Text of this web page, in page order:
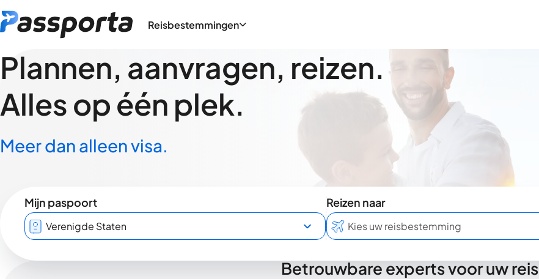
Reisbestemmingen
Plannen, aanvragen, reizen.
Alles op één plek.
Meer dan alleen visa.
Mijn paspoort
Reizen naar
Betrouwbare experts voor uw reis